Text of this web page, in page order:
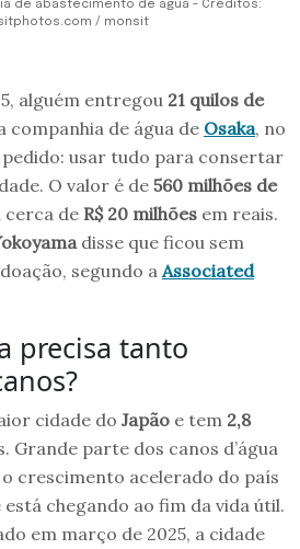
de abastecimento de água - Créditos:
/ monsit
alguém entregou 21 quilos de
companhia de água de Osaka, no
pedido: usar tudo para consertar
O valor é de 560 milhões de
cerca de R$ 20 milhões em reais.
disse que ficou sem
segundo a Associated
precisa tanto
cidade do Japão e tem 2,8
Grande parte dos canos d’água
crescimento acelerado do país
chegando ao fim da vida útil.
em março de 2025, a cidade